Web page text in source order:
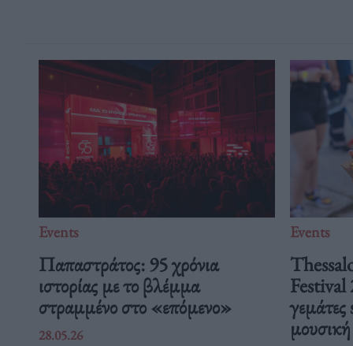
Events
Παπαστράτος: 95 χρόνια
ιστορίας με το βλέμμα
στραμμένο στο «επόμενο»
28.05.26
Events
Festival